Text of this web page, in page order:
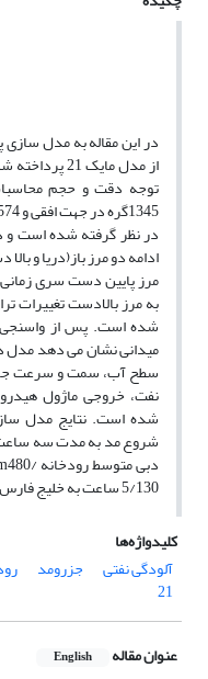
در این مقاله به مدل
از مدل مایک
در نظر گرفته شده است
ادامه دو مرز باز(دریا و
مرز پایین دست سری
به مرز بالادست تغییرات
شده است. پس از واسنجی،
میدانی نشان می دهد مدل
سطح آب، سمت و سرعت
نفت، خروجی ماژول
شده است. نتایج مدل
شروع مد به مدت سه ساعت
5/130 ساعت به خلیج فارس می‌رسد.
کلیدواژه‌ها
آلودگی نفتی
جزرومد
21
عنوان مقاله English